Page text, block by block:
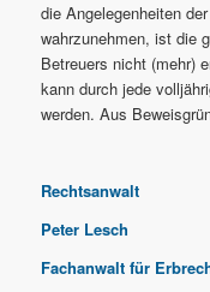
die Angelegenheiten
wahrzunehmen, ist die
Betreuers nicht (mehr)
kann durch jede
werden. Aus
Rechtsanwalt
Peter Lesch
Fachanwalt für